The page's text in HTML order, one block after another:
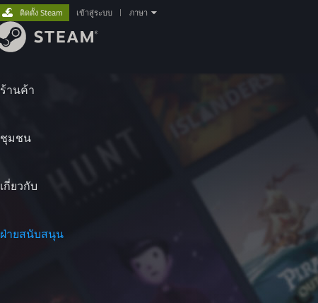
ร้านค้า
ชุมชน
เกี่ยวกับ
ฝ่ายสนับสนุน
ติดตั้ง Steam เข้าสู่ระบบ ภาษา